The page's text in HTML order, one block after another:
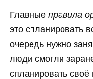
Главные правила
это спланировать
очередь нужно
люди смогли
спланировать своё